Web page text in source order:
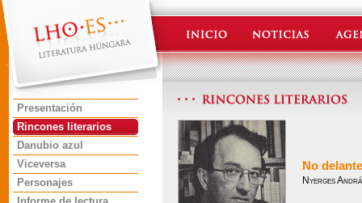
Presentación
Rincones literarios
Danubio azul
Viceversa
Personajes
No
Nyerges